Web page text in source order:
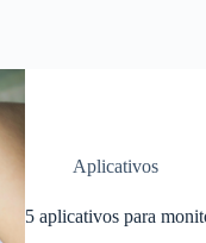
Aplicativos
5 aplicativos para